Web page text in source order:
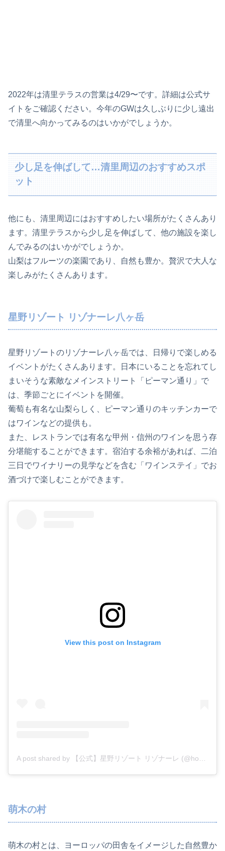
2022年は清里テラスの営業は4/29〜です。詳細は公式サ
イトをご確認ください。今年のGWは久しぶりに少し遠出
で清里へ向かってみるのはいかがでしょうか。
少し足を伸ばして…清里周辺のおすすめスポ
ット
他にも、清里周辺にはおすすめしたい場所がたくさんあり
ます。清里テラスから少し足を伸ばして、他の施設を楽し
んでみるのはいかがでしょうか。
山梨はフルーツの楽園であり、自然も豊か。贅沢で大人な
楽しみがたくさんあります。
星野リゾート リゾナーレ八ヶ岳
星野リゾートのリゾナーレ八ヶ岳では、日帰りで楽しめる
イベントがたくさんあります。日本にいることを忘れてし
まいそうな素敵なメインストリート「ピーマン通り」で
は、季節ごとにイベントを開催。
葡萄も有名な山梨らしく、ピーマン通りのキッチンカーで
はワインなどの提供も。
また、レストランでは有名な甲州・信州のワインを思う存
分堪能することができます。宿泊する余裕があれば、二泊
三日でワイナリーの見学などを含む「ワインステイ」でお
酒づけで楽しむことができます。
View this post on Instagram
A post shared by 【公式】星野リゾート リゾナーレ (@hoshinoresorts.risonare)
萌木の村
萌木の村とは、ヨーロッパの田舎をイメージした自然豊か